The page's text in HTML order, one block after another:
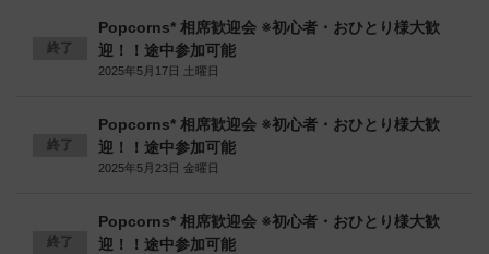
終了
Popcorns* 相席歓迎会 ※初心者・おひとり様大歓
迎！！途中参加可能
2025年5月17日 土曜日
終了
Popcorns* 相席歓迎会 ※初心者・おひとり様大歓
迎！！途中参加可能
2025年5月23日 金曜日
終了
Popcorns* 相席歓迎会 ※初心者・おひとり様大歓
迎！！途中参加可能